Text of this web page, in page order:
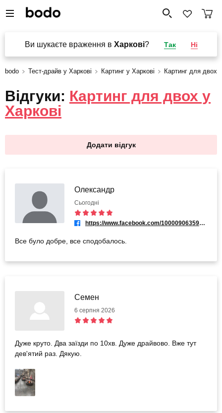
Ви шукаєте враження в Харкові? Так Ні
bodo Тест-драйв у Харкові Картинг у Харкові Картинг для двох
Відгуки: Картинг для двох у
Харкові
Додати відгук
Олександр
Сьогодні
https://www.facebook.com/100009063592373
Все було добре, все сподобалось.
Семен
6 серпня 2026
Дуже круто. Два заїзди по 10хв. Дуже драйвово. Вже тут
дев'ятий раз. Дякую.